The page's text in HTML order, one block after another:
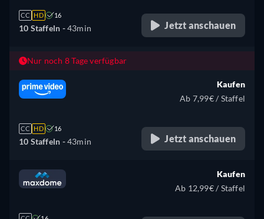
CC HD 16
10 Staffeln -43min Jetzt anschauen
Nur noch 8 Tage verfügbar
CC HD 16
10 Staffeln -43min
Kaufen
Ab 7,99€ / Staffel
Jetzt anschauen
Kaufen
Ab 12,99€ / Staffel